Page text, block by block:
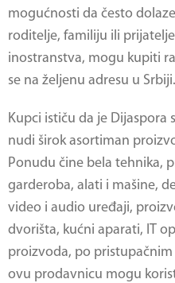
mogućnosti da često
roditelje, familiju ili
inostranstva, mogu kupiti
se na željenu adresu u Srbiji.
Kupci ističu da je Dijaspora
nudi širok asortiman
Ponudu čine bela tehnika,
garderoba, alati i mašine,
video i audio uređaji,
dvorišta, kućni aparati, IT
proizvoda, po
ovu prodavnicu mogu